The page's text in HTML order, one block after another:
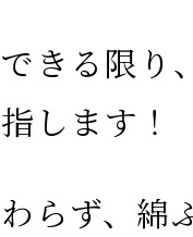
きる限り
します！
らず、綿